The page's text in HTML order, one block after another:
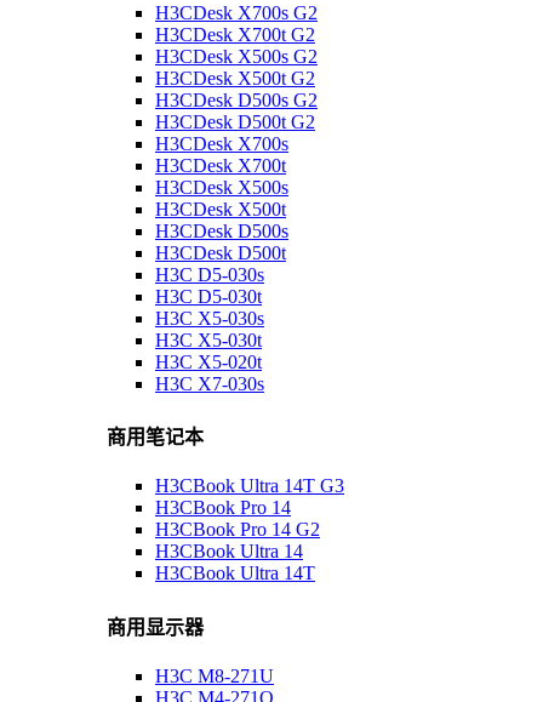
H3CDesk X700s G2
H3CDesk X700t G2
H3CDesk X500s G2
H3CDesk X500t G2
H3CDesk D500s G2
H3CDesk D500t G2
H3CDesk X700s
H3CDesk X700t
H3CDesk X500s
H3CDesk X500t
H3CDesk D500s
H3CDesk D500t
H3C D5-030s
H3C D5-030t
H3C X5-030s
H3C X5-030t
H3C X5-020t
H3C X7-030s
商用笔记本
H3CBook Ultra 14T G3
H3CBook Pro 14
H3CBook Pro 14 G2
H3CBook Ultra 14
H3CBook Ultra 14T
商用显示器
H3C M8-271U
H3C M4-271Q